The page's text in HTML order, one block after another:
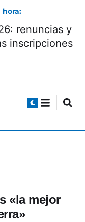
hora:
renuncias y
inscripciones
«la mejor